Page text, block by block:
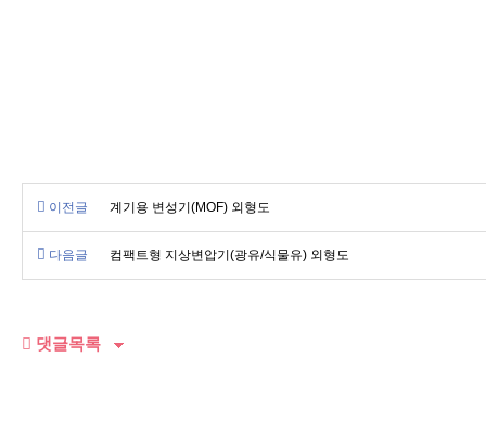
이전글 계기용 변성기(MOF) 외형도
다음글 컴팩트형 지상변압기(광유/식물유) 외형도
댓글목록